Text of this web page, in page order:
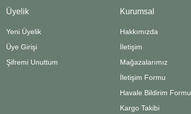
Üyelik
Yeni Üyelik
Üye Girişi
Şifremi Unuttum
Kurumsal
Hakkımızda
İletişim
Mağazalarımız
İletişim Formu
Havale Bildirim Formu
Kargo Takibi